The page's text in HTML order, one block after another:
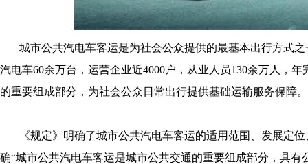
城市公共汽电车客运是为社会公众提供的最基本出行方式
汽电车60余万台，运营企业近4000户，从业人员130余万人，
的重要组成部分，为社会公众日常出行提供基础运输服务保障。
《规定》明确了城市公共汽电车客运的适用范围、发展定
确“城市公共汽电车客运是城市公共交通的重要组成部分，具